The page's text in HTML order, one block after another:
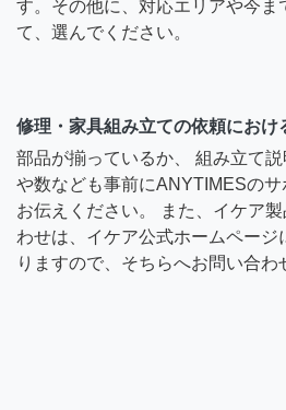
す。その他に、対応エリアや今ま
て、選んでください。
修理・家具組み立ての依頼におけ
部品が揃っているか、 組み立て
や数なども事前にANYTIMESの
お伝えください。 また、イケア
わせは、イケア公式ホームページ
りますので、そちらへお問い合わ